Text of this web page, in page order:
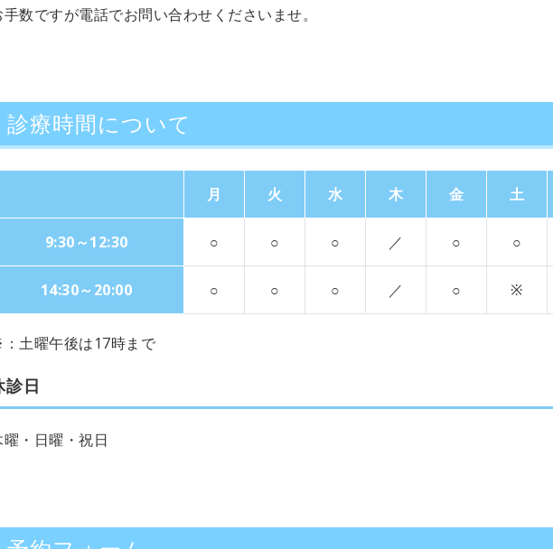
手数ですが電話でお問い合わせくださいませ。
診療時間について
月 火 水 木 金 土
9:30～12:30 ○ ○ ○ ／ ○ ○
14:30～20:00 ○ ○ ○ ／ ○ ※
土曜午後は17時まで
診日
曜・日曜・祝日